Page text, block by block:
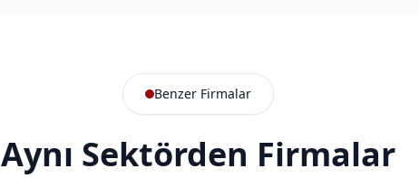
Benzer Firmalar
Aynı Sektörden Firmalar